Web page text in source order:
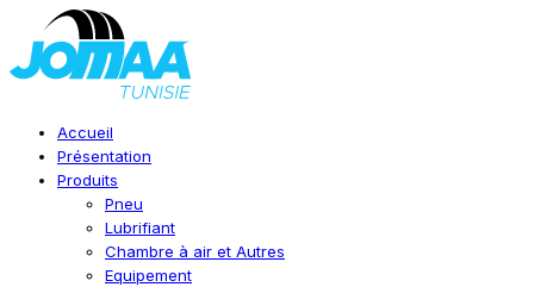
Accueil
Présentation
Produits
Pneu
Lubrifiant
Chambre à air et Autres
Equipement